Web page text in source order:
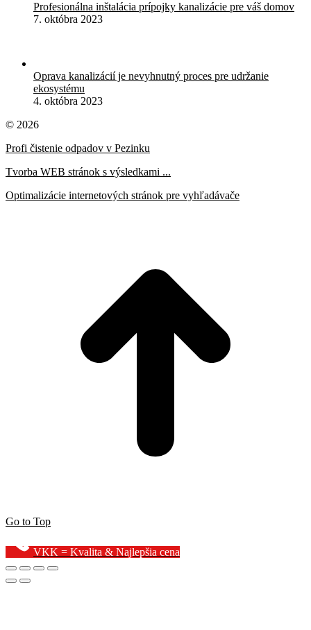
Profesionálna inštalácia prípojky kanalizácie pre váš domov
7. októbra 2023
Oprava kanalizácií je nevyhnutný proces pre udržanie
ekosystému
4. októbra 2023
© 2026
Profi čistenie odpadov v Pezinku
Tvorba WEB stránok s výsledkami ...
Optimalizácie internetových stránok pre vyhľadávače
Go to Top
VKK = Kvalita & Najlepšia cena